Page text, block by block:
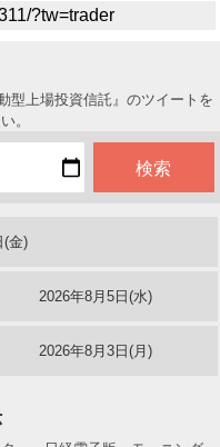
型上場投資信託』のツイートを
。
(金)
2026年8月5日(水)
2026年8月3日(月)